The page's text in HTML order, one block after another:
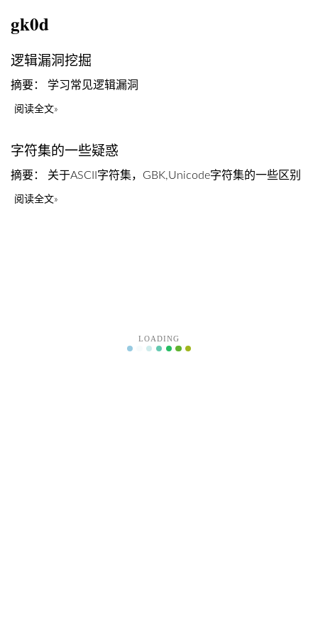
LOADING
gk0d
逻辑漏洞挖掘
摘要： 学习常见逻辑漏洞
阅读全文
字符集的一些疑惑
摘要： 关于ASCII字符集，GBK,Unicode字符集的一些区别
阅读全文